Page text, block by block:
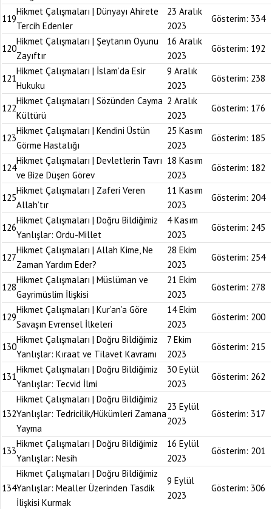
119
Hikmet Çalışmaları | Dünyayı Ahirete
Tercih Edenler
23 Aralık
2023
Gösterim: 334
120
Hikmet Çalışmaları | Şeytanın Oyunu
Zayıftır
16 Aralık
2023
Gösterim: 192
121
Hikmet Çalışmaları | İslam’da Esir
Hukuku
9 Aralık
2023
Gösterim: 238
122
Hikmet Çalışmaları | Sözünden Cayma
Kültürü
2 Aralık
2023
Gösterim: 176
123
Hikmet Çalışmaları | Kendini Üstün
Görme Hastalığı
25 Kasım
2023
Gösterim: 185
124
Hikmet Çalışmaları | Devletlerin Tavrı
ve Bize Düşen Görev
18 Kasım
2023
Gösterim: 182
125
Hikmet Çalışmaları | Zaferi Veren
Allah’tır
11 Kasım
2023
Gösterim: 204
126
Hikmet Çalışmaları | Doğru Bildiğimiz
Yanlışlar: Ordu-Millet
4 Kasım
2023
Gösterim: 245
127
Hikmet Çalışmaları | Allah Kime, Ne
Zaman Yardım Eder?
28 Ekim
2023
Gösterim: 254
128
Hikmet Çalışmaları | Müslüman ve
Gayrimüslim İlişkisi
21 Ekim
2023
Gösterim: 278
129
Hikmet Çalışmaları | Kur’an’a Göre
Savaşın Evrensel İlkeleri
14 Ekim
2023
Gösterim: 200
130
Hikmet Çalışmaları | Doğru Bildiğimiz
Yanlışlar: Kıraat ve Tilavet Kavramı
7 Ekim
2023
Gösterim: 215
131
Hikmet Çalışmaları | Doğru Bildiğimiz
Yanlışlar: Tecvid İlmi
30 Eylül
2023
Gösterim: 262
132
Hikmet Çalışmaları | Doğru Bildiğimiz
Yanlışlar: Tedricilik/Hükümleri Zamana
Yayma
23 Eylül
2023
Gösterim: 317
133
Hikmet Çalışmaları | Doğru Bildiğimiz
Yanlışlar: Nesih
16 Eylül
2023
Gösterim: 201
134
Hikmet Çalışmaları | Doğru Bildiğimiz
Yanlışlar: Mealler Üzerinden Tasdik
İlişkisi Kurmak
9 Eylül
2023
Gösterim: 306